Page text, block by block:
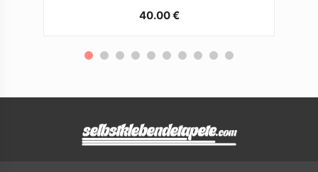
40.00 €